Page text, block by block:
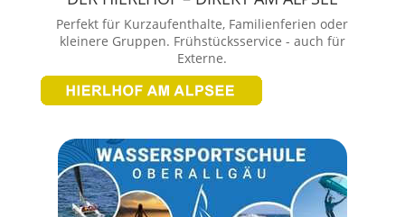
Perfekt für Kurzaufenthalte, Familienferien oder
kleinere Gruppen. Frühstücksservice - auch für
Externe.